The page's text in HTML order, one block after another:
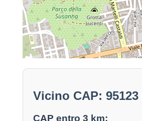
Vicino CAP:
CAP entro 3 km: